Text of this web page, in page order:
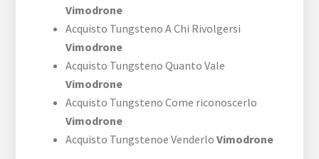
Vimodrone
Acquisto Tungsteno A Chi Rivolgersi
Vimodrone
Acquisto Tungsteno Quanto Vale
Vimodrone
Acquisto Tungsteno Come riconoscerlo
Vimodrone
Acquisto Tungstenoe VenderloVimodrone